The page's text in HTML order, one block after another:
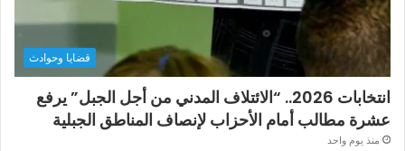
قضايا وحوادث
انتخابات 2026.. “الائتلاف المدني من أجل الجبل” يرفع
عشرة مطالب أمام الأحزاب لإنصاف المناطق الجبلية
منذ يوم واحد